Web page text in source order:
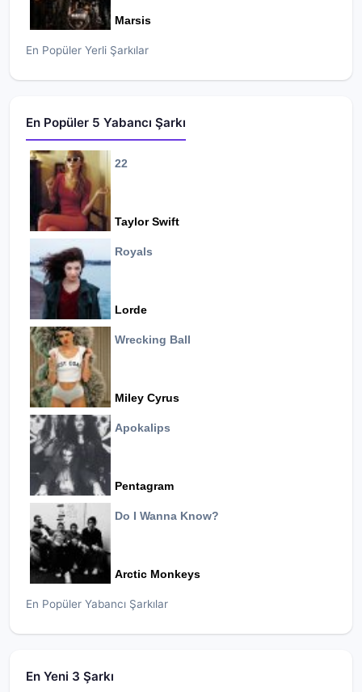
Marsis
En Popüler Yerli Şarkılar
En Popüler 5 Yabancı Şarkı
22
Taylor Swift
Royals
Lorde
Wrecking Ball
Miley Cyrus
Apokalips
Pentagram
Do I Wanna Know?
Arctic Monkeys
En Popüler Yabancı Şarkılar
En Yeni 3 Şarkı